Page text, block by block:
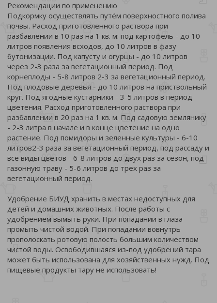
Рекомендации по применению
Подкормку осуществлять путём поверхностного полива
почвы. Расход приготовленного раствора при
разбавлении в 10 раз на 1 кв. м: под картофель - до 10
литров появления всходов, до 10 литров в фазу
бутонизации. Под капусту и огурцы - до 10 литров
через 2-3 раза за вегетационный период. Под
корнеплоды - 5-8 литров 2-3 за вегетационный период.
Под плодовые деревья - до 10 литров на приствольный
круг. Под ягодные кустарники - 3-5 литров в период
цветения. Расход приготовленного раствора при
разбавлении в 20 раз на 1 кв. м. Под садовую землянику
- 2-3 литра в начале и в конце цветение на одно
растение. Под помидоры и зеленные культуры - 6-10
литров2-3 раза за вегетационный период, под рассаду и
все виды цветов - 6-8 литров до двух раз за сезон, под
газонную траву - 5-6 литров до трех раз за
вегетационный период.
Удобрение БИУД хранить в местах недоступных для
детей и домашних животных. После работы с
удобрением вымыть руки. При попадании в глаза
промыть чистой водой. При попадании вовнутрь
прополоскать ротовую полость большим количеством
чистой воды. Освободившаяся из-под удобрений тара
может быть использована для хозяйственных нужд. Под
пищевые продукты тару не использовать!